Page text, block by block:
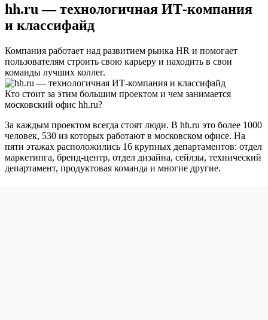
hh.ru — технологичная ИТ-компания
и классифайд
Компания работает над развитием рынка HR и помогает
пользователям строить свою карьеру и находить в свои
команды лучших коллег.
Кто стоит за этим большим проектом и чем занимается
московский офис hh.ru?
За каждым проектом всегда стоят люди. В hh.ru это более 1000
человек, 530 из которых работают в московском офисе. На
пяти этажах расположились 16 крупных департаментов: отдел
маркетинга, бренд-центр, отдел дизайна, сейлзы, технический
департамент, продуктовая команда и многие другие.